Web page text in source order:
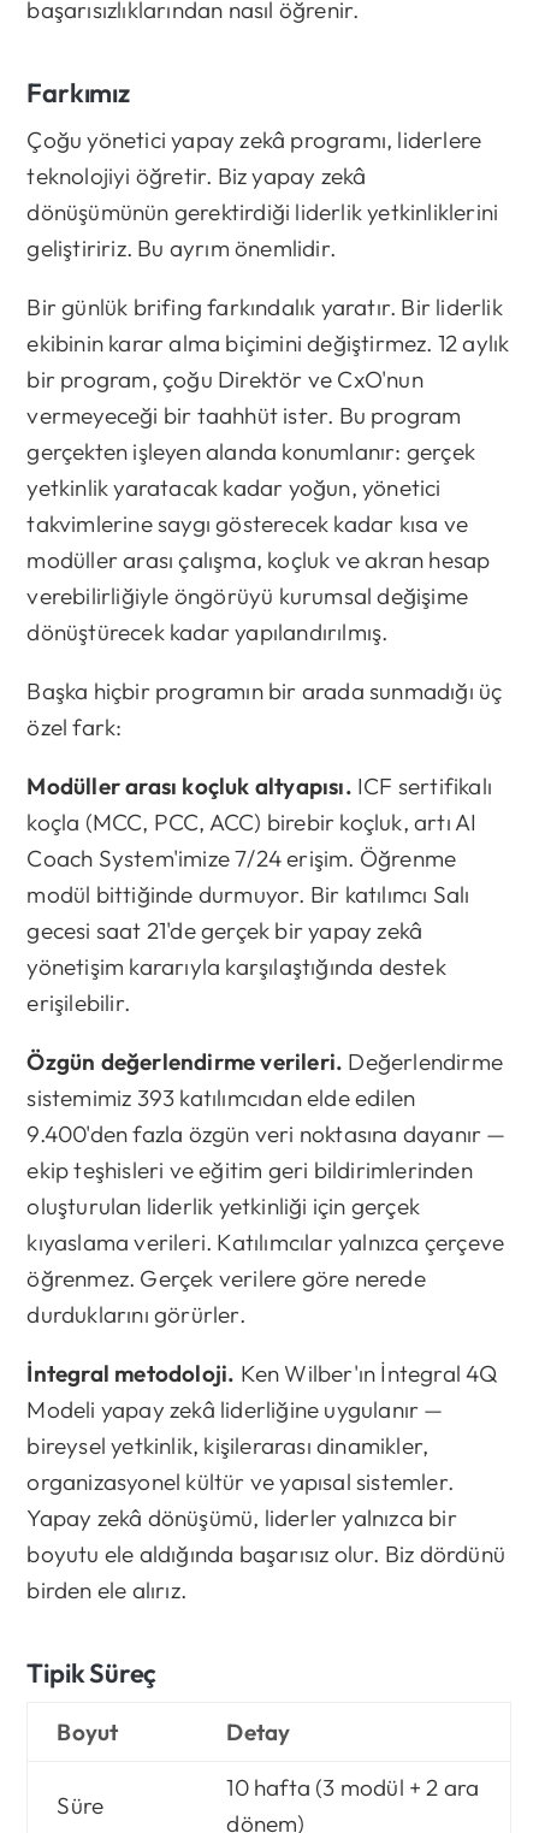
başarısızlıklarından nasıl öğrenir.
Farkımız
Çoğu yönetici yapay zekâ programı, liderlere
teknolojiyi öğretir. Biz yapay zekâ
dönüşümünün gerektirdiği liderlik yetkinliklerini
geliştiririz. Bu ayrım önemlidir.
Bir günlük brifing farkındalık yaratır. Bir liderlik
ekibinin karar alma biçimini değiştirmez. 12 aylık
bir program, çoğu Direktör ve CxO'nun
vermeyeceği bir taahhüt ister. Bu program
gerçekten işleyen alanda konumlanır: gerçek
yetkinlik yaratacak kadar yoğun, yönetici
takvimlerine saygı gösterecek kadar kısa ve
modüller arası çalışma, koçluk ve akran hesap
verebilirliğiyle öngörüyü kurumsal değişime
dönüştürecek kadar yapılandırılmış.
Başka hiçbir programın bir arada sunmadığı üç
özel fark:
Modüller arası koçluk altyapısı. ICF sertifikalı
koçla (MCC, PCC, ACC) birebir koçluk, artı AI
Coach System'imize 7/24 erişim. Öğrenme
modül bittiğinde durmuyor. Bir katılımcı Salı
gecesi saat 21'de gerçek bir yapay zekâ
yönetişim kararıyla karşılaştığında destek
erişilebilir.
Özgün değerlendirme verileri. Değerlendirme
sistemimiz 393 katılımcıdan elde edilen
9.400'den fazla özgün veri noktasına dayanır —
ekip teşhisleri ve eğitim geri bildirimlerinden
oluşturulan liderlik yetkinliği için gerçek
kıyaslama verileri. Katılımcılar yalnızca çerçeve
öğrenmez. Gerçek verilere göre nerede
durduklarını görürler.
İntegral metodoloji. Ken Wilber'ın İntegral 4Q
Modeli yapay zekâ liderliğine uygulanır —
bireysel yetkinlik, kişilerarası dinamikler,
organizasyonel kültür ve yapısal sistemler.
Yapay zekâ dönüşümü, liderler yalnızca bir
boyutu ele aldığında başarısız olur. Biz dördünü
birden ele alırız.
Tipik Süreç
Boyut Detay
Süre
10 hafta (3 modül + 2 ara
dönem)